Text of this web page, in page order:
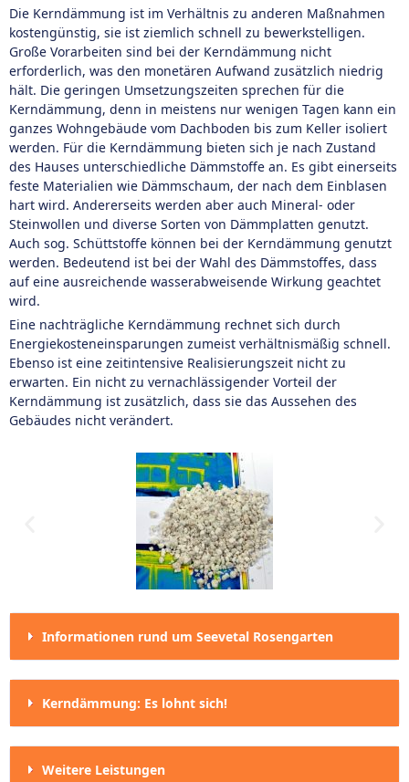
Die Kerndämmung ist im Verhältnis zu anderen Maßnahmen
kostengünstig, sie ist ziemlich schnell zu bewerkstelligen.
Große Vorarbeiten sind bei der Kerndämmung nicht
erforderlich, was den monetären Aufwand zusätzlich niedrig
hält. Die geringen Umsetzungszeiten sprechen für die
Kerndämmung, denn in meistens nur wenigen Tagen kann ein
ganzes Wohngebäude vom Dachboden bis zum Keller isoliert
werden. Für die Kerndämmung bieten sich je nach Zustand
des Hauses unterschiedliche Dämmstoffe an. Es gibt einerseits
feste Materialien wie Dämmschaum, der nach dem Einblasen
hart wird. Andererseits werden aber auch Mineral- oder
Steinwollen und diverse Sorten von Dämmplatten genutzt.
Auch sog. Schüttstoffe können bei der Kerndämmung genutzt
werden. Bedeutend ist bei der Wahl des Dämmstoffes, dass
auf eine ausreichende wasserabweisende Wirkung geachtet
wird.
Eine nachträgliche Kerndämmung rechnet sich durch
Energiekosteneinsparungen zumeist verhältnismäßig schnell.
Ebenso ist eine zeitintensive Realisierungszeit nicht zu
erwarten. Ein nicht zu vernachlässigender Vorteil der
Kerndämmung ist zusätzlich, dass sie das Aussehen des
Gebäudes nicht verändert.
Informationen rund um Seevetal Rosengarten
Kerndämmung: Es lohnt sich!
Weitere Leistungen